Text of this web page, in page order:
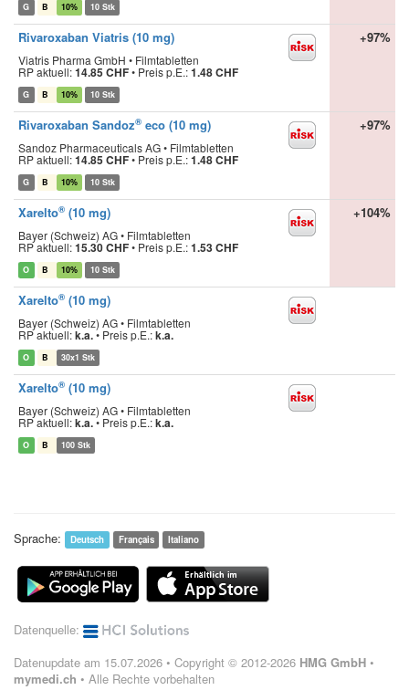
G B 10% 10 Stk
Rivaroxaban Viatris (10 mg)
Viatris Pharma GmbH • Filmtabletten
RP aktuell:14.85 CHF• Preis p.E.:1.48 CHF
G B 10% 10 Stk
+97%
Rivaroxaban Sandoz® eco (10 mg)
Sandoz Pharmaceuticals AG • Filmtabletten
RP aktuell:14.85 CHF• Preis p.E.:1.48 CHF
G B 10% 10 Stk
+97%
Xarelto® (10 mg)
Bayer (Schweiz) AG • Filmtabletten
RP aktuell:15.30 CHF• Preis p.E.:1.53 CHF
O B 10% 10 Stk
+104%
Xarelto® (10 mg)
Bayer (Schweiz) AG • Filmtabletten
RP aktuell:k.a.• Preis p.E.:k.a.
O B 30x1 Stk
Xarelto® (10 mg)
Bayer (Schweiz) AG • Filmtabletten
RP aktuell:k.a.• Preis p.E.:k.a.
O B 100 Stk
Sprache: Deutsch Français Italiano
Datenquelle:
Datenupdate am 15.07.2026 • Copyright © 2012-2026 HMG GmbH •
mymedi.ch • Alle Rechte vorbehalten